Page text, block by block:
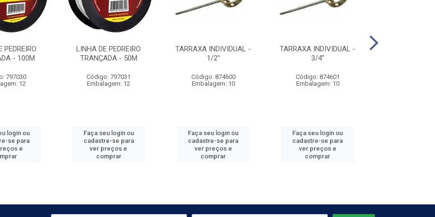
PEDREIRO
- 100M
797030
12
login ou
se para
e
LINHA DE PEDREIRO
TRANÇADA - 50M
Código: 797031
Embalagem: 12
Faça seu login ou
cadastre-se para
ver preços e
comprar
TARRAXA INDIVIDUAL -
1/2''
Código: 874600
Embalagem: 10
Faça seu login ou
cadastre-se para
ver preços e
comprar
TARRAXA INDIVIDUAL -
3/4''
Código: 874601
Embalagem: 10
Faça seu login ou
cadastre-se para
ver preços e
comprar